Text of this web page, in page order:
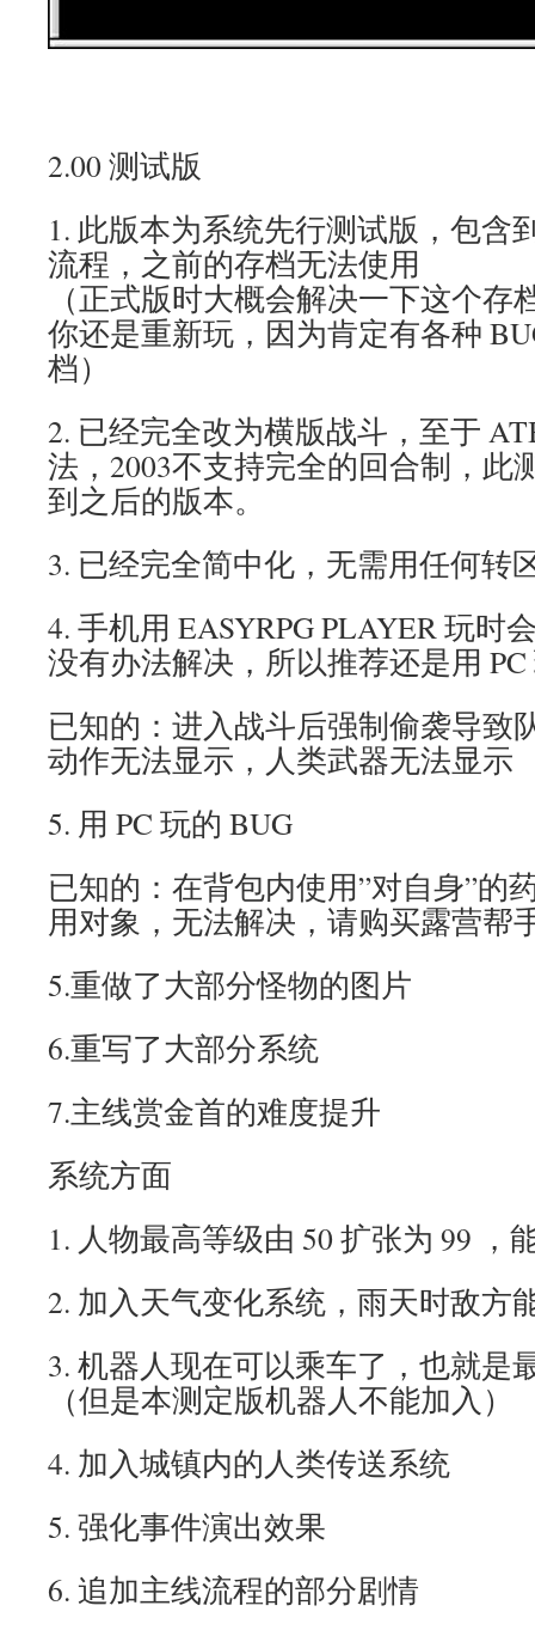
2.00 测试版
1. 此版本为系统先行测试版，包含
流程，之前的存档无法使用
（正式版时大概会解决一下这个存
你还是重新玩，因为肯定有各种
档）
2. 已经完全改为横版战斗，至于
法，2003不支持完全的回合制，此
到之后的版本。
3. 已经完全简中化，无需用任何转
4. 手机用 EASYRPG PLAYER 玩时
没有办法解决，所以推荐还是用 PC
已知的：进入战斗后强制偷袭导致
动作无法显示，人类武器无法显示
5. 用 PC 玩的 BUG
已知的：在背包内使用”对自身”的
用对象，无法解决，请购买露营帮
5.重做了大部分怪物的图片
6.重写了大部分系统
7.主线赏金首的难度提升
系统方面
1. 人物最高等级由 50 扩张为 99 ，
2. 加入天气变化系统，雨天时敌方
3. 机器人现在可以乘车了，也就是
（但是本测定版机器人不能加入）
4. 加入城镇内的人类传送系统
5. 强化事件演出效果
6. 追加主线流程的部分剧情